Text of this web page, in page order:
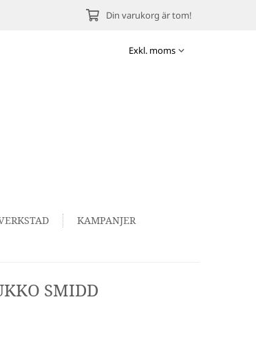
Din varukorg är tom!
KAMPANJER
SMIDD